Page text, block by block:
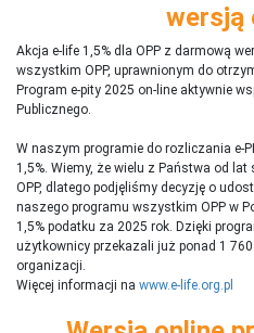
wersją
Akcja e-life 1,5% dla OPP z darmową
wszystkim OPP, uprawnionym do
Program e-pity 2025 on-line aktywnie
Publicznego.
W naszym programie do rozliczania e-
1,5%. Wiemy, że wielu z Państwa od
OPP, dlatego podjęliśmy decyzję o
naszego programu wszystkim OPP w
1,5% podatku za 2025 rok. Dzięki
użytkownicy przekazali już ponad 1
organizacji.
Więcej informacji na www.e-life.org.pl